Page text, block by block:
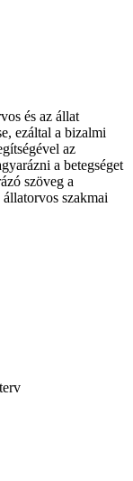
és az állat
ezáltal a bizalmi
az
a betegséget
szöveg a
szakmai